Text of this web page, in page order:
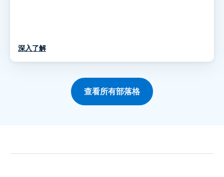
深入了解
查看所有部落格